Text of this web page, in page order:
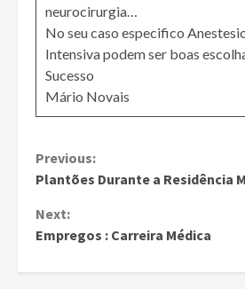
neurocirurgia…
No seu caso especifico
Intensiva podem ser boas
Sucesso
Mário Novais
Continue
Previous:
Plantões Durante a Residência
Next:
Empregos : Carreira Médica